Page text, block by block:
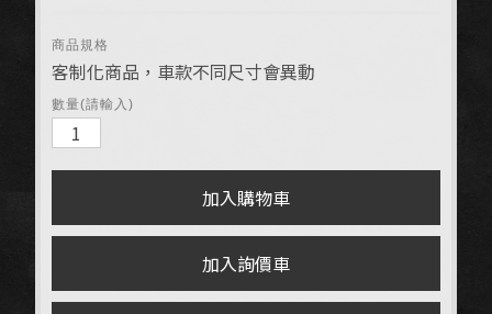
商品規格
客制化商品，車款不同尺寸會異動
數量(請輸入)